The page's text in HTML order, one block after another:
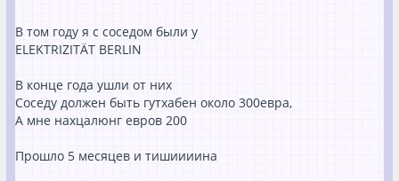
В том году я с соседом были у
ELEKTRIZITÄT BERLIN
В конце года ушли от них
Соседу должен быть гутхабен около 300евра,
А мне нахцалюнг евров 200
Прошло 5 месяцев и тишиииина